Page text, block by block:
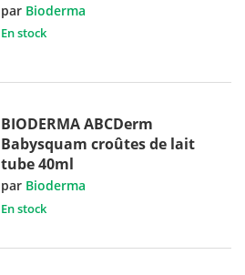
par Bioderma
En stock
BIODERMA ABCDerm
Babysquam croûtes de lait
tube 40ml
par Bioderma
En stock